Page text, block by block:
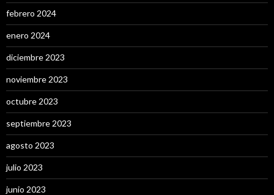
febrero 2024
enero 2024
diciembre 2023
noviembre 2023
octubre 2023
septiembre 2023
agosto 2023
julio 2023
junio 2023